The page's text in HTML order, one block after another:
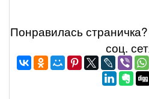
Понравилась
соц.